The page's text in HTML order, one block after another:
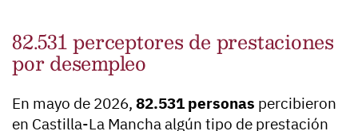
82.531 perceptores de prestaciones
por desempleo
En mayo de 2026, 82.531 personas percibieron
en Castilla-La Mancha algún tipo de prestación